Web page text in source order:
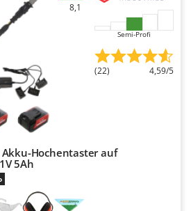
8,1
Semi-Profi
(22) 4,59/5
Akku-Hochentaster auf
5Ah